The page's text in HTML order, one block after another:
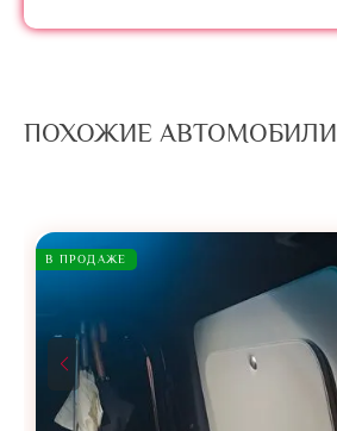
ПОХОЖИЕ АВТОМОБИЛИ
В ПРОДАЖЕ